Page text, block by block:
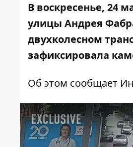
В воскресенье, 24
улицы Андрея
двухколесном
зафиксировала
Об этом сообщает